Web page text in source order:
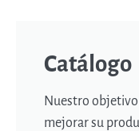
Catálogo
Nuestro objetivo
mejorar su